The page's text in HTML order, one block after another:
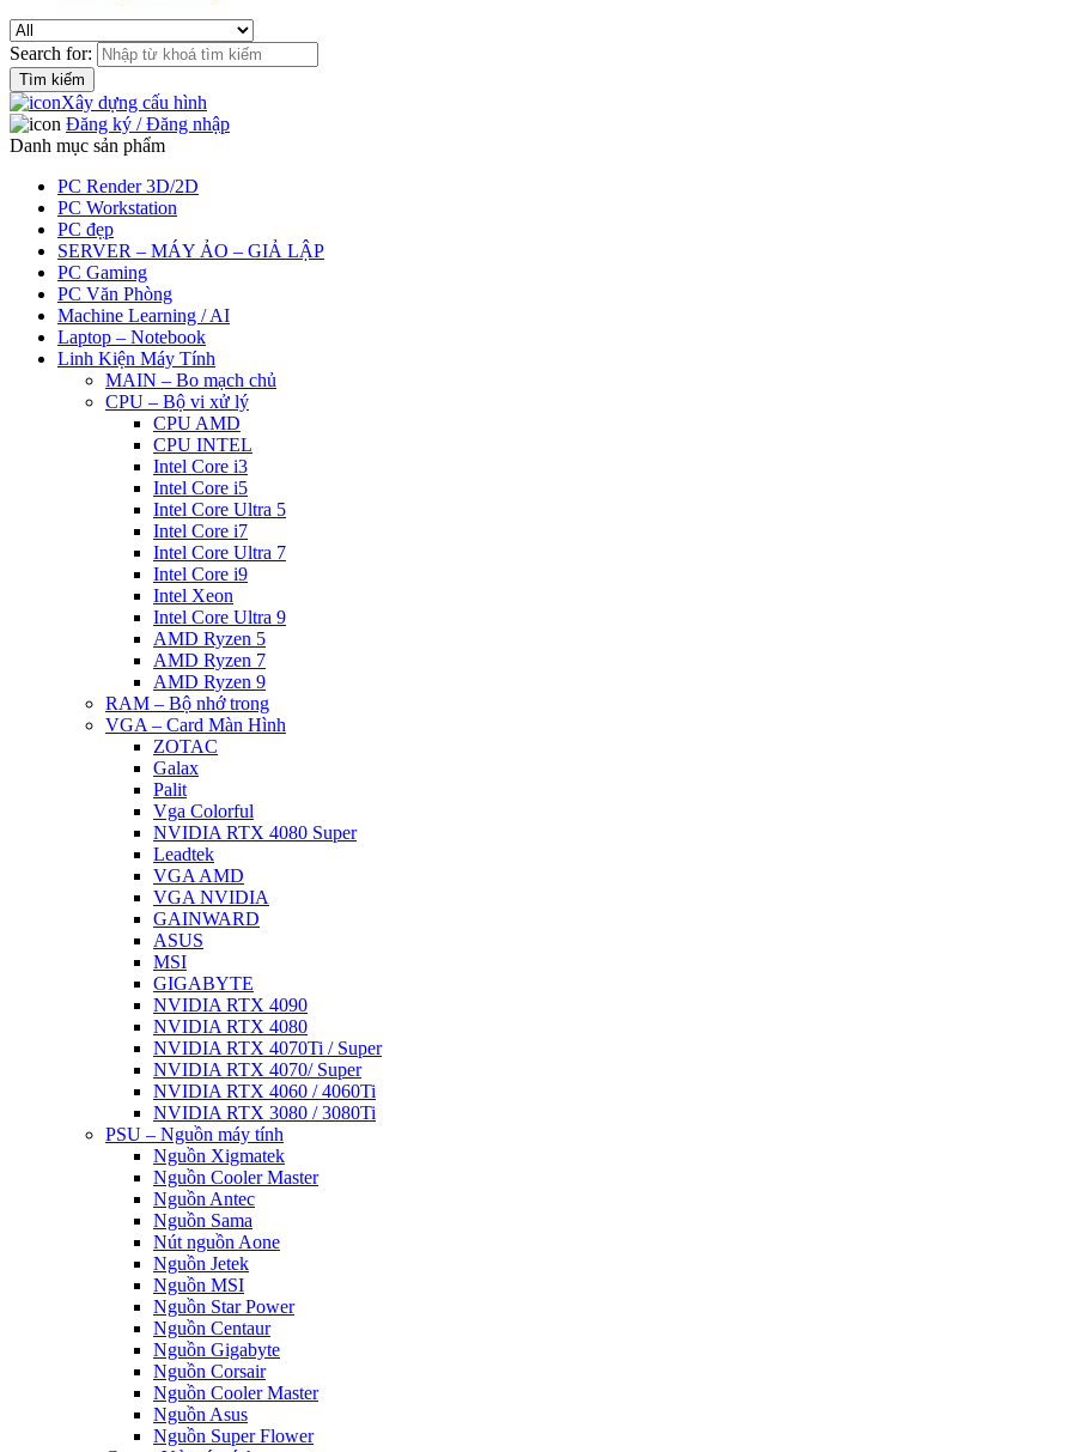
Search for:
Xây dựng cấu hình
Đăng ký / Đăng nhập
Danh mục sản phẩm
PC Render 3D/2D
PC Workstation
PC đẹp
SERVER – MÁY ẢO – GIẢ LẬP
PC Gaming
PC Văn Phòng
Machine Learning / AI
Laptop – Notebook
Linh Kiện Máy Tính
MAIN – Bo mạch chủ
CPU – Bộ vi xử lý
CPU AMD
CPU INTEL
Intel Core i3
Intel Core i5
Intel Core Ultra 5
Intel Core i7
Intel Core Ultra 7
Intel Core i9
Intel Xeon
Intel Core Ultra 9
AMD Ryzen 5
AMD Ryzen 7
AMD Ryzen 9
RAM – Bộ nhớ trong
VGA – Card Màn Hình
ZOTAC
Galax
Palit
Vga Colorful
NVIDIA RTX 4080 Super
Leadtek
VGA AMD
VGA NVIDIA
GAINWARD
ASUS
MSI
GIGABYTE
NVIDIA RTX 4090
NVIDIA RTX 4080
NVIDIA RTX 4070Ti / Super
NVIDIA RTX 4070/ Super
NVIDIA RTX 4060 / 4060Ti
NVIDIA RTX 3080 / 3080Ti
PSU – Nguồn máy tính
Nguồn Xigmatek
Nguồn Cooler Master
Nguồn Antec
Nguồn Sama
Nút nguồn Aone
Nguồn Jetek
Nguồn MSI
Nguồn Star Power
Nguồn Centaur
Nguồn Gigabyte
Nguồn Corsair
Nguồn Cooler Master
Nguồn Asus
Nguồn Super Flower